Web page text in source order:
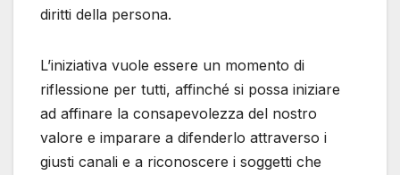
diritti della persona.
L’iniziativa vuole essere un momento di
riflessione per tutti, affinché si possa iniziare
ad affinare la consapevolezza del nostro
valore e imparare a difenderlo attraverso i
giusti canali e a riconoscere i soggetti che